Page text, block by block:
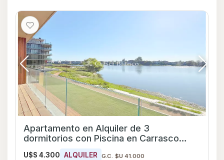
Apartamento en Alquiler de 3
dormitorios con Piscina en Carrasco
Este, Montevideo
U$S 4.300 ALQUILER G.C. $U 41.000